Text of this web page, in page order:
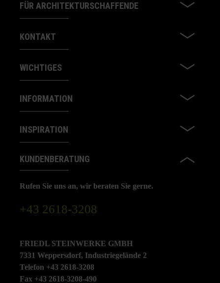
FÜR ARCHITEKTURSCHAFFENDE
KONTAKT
WICHTIGES
INFORMATION
INSPIRATION
KUNDENBERATUNG
Rufen Sie uns an, wir beraten Sie gerne.
+43 2618-3208
FRIEDL STEINWERKE GMBH
7331 Weppersdorf, Industriegelände 2
Telefon +43 2618-3208
Fax +43 2618-3208-490